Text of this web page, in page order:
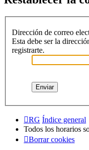
Dirección de correo
Esta debe ser la
registrarte.
RG Índice general
Todos los horarios
Borrar cookies